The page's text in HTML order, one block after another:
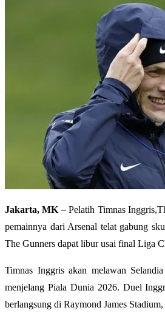
Jakarta, MK – Pelatih Timnas
pemainnya dari Arsenal telat gabung
The Gunners dapat libur usai final Liga
Timnas Inggris akan melawan
menjelang Piala Dunia 2026. Duel
berlangsung di Raymond James